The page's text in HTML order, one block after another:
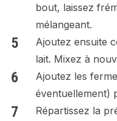
bout, laissez
mélangeant.
Ajoutez ensuite
lait. Mixez à
Ajoutez les
éventuellement)
Répartissez la